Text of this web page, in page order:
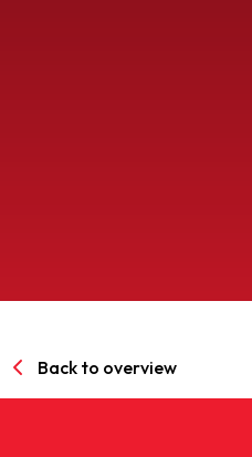
Back to overview